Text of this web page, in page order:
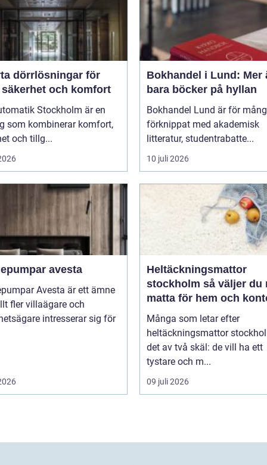
dörrlösningar för
och komfort
Stockholm är en
som kombinerar komfort,
och tillg...
Bokhandel i Lund: Mer
bara böcker på hyllan
Bokhandel Lund är för
förknippat med akademisk
litteratur, studentrabatte...
10 juli 2026
avesta
Avesta är ett ämne
fler villaägare och
intresserar sig för
Heltäckningsmattor
stockholm så väljer du rätt
matta för hem och
Många som letar efter
heltäckningsmattor
det av två skäl: de vill ha ett
tystare och m...
09 juli 2026